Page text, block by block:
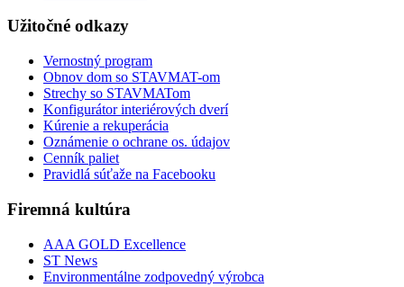
Užitočné odkazy
Vernostný program
Obnov dom so STAVMAT-om
Strechy so STAVMATom
Konfigurátor interiérových dverí
Kúrenie a rekuperácia
Oznámenie o ochrane os. údajov
Cenník paliet
Pravidlá súťaže na Facebooku
Firemná kultúra
AAA GOLD Excellence
ST News
Environmentálne zodpovedný výrobca